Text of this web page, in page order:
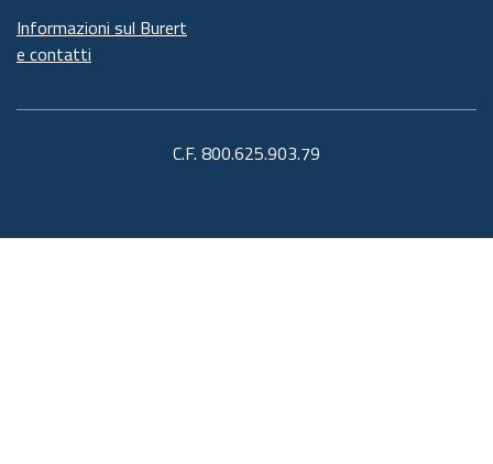
Informazioni sul Burert
e contatti
C.F. 800.625.903.79